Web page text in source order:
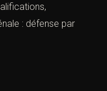
: défense par